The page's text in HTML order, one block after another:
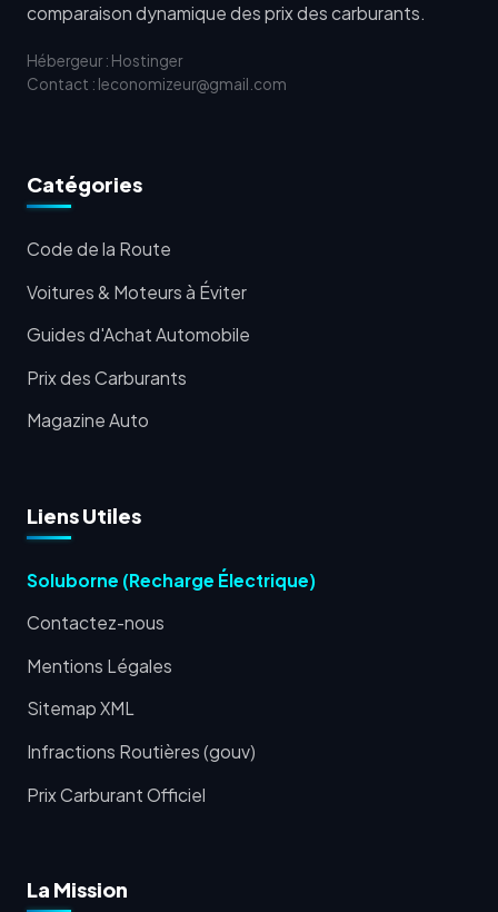
comparaison dynamique des prix des carburants.
Hébergeur : Hostinger
Contact : leconomizeur@gmail.com
Catégories
Code de la Route
Voitures & Moteurs à Éviter
Guides d'Achat Automobile
Prix des Carburants
Magazine Auto
Liens Utiles
Soluborne (Recharge Électrique)
Contactez-nous
Mentions Légales
Sitemap XML
Infractions Routières (gouv)
Prix Carburant Officiel
La Mission